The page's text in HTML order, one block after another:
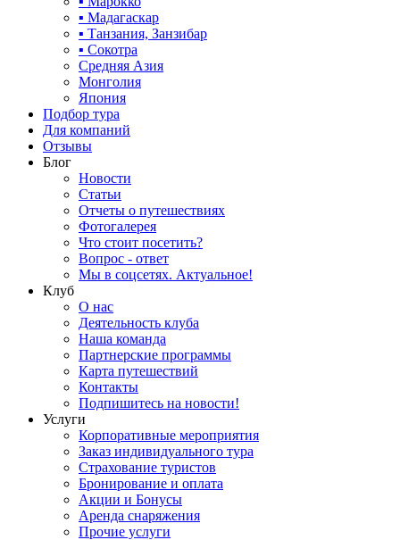
▪ Мадагаскар
▪ Танзания, Занзибар
▪ Сокотра
Средняя Азия
Монголия
Япония
Подбор тура
Для компаний
Отзывы
Блог
Новости
Статьи
Отчеты о путешествиях
Фотогалерея
Что стоит посетить?
Вопрос - ответ
Мы в соцсетях. Актуальное!
Клуб
О нас
Деятельность клуба
Наша команда
Партнерские программы
Карта путешествий
Контакты
Подпишитесь на новости!
Услуги
Корпоративные мероприятия
Заказ индивидуального тура
Страхование туристов
Бронирование и оплата
Акции и Бонусы
Аренда снаряжения
Прочие услуги